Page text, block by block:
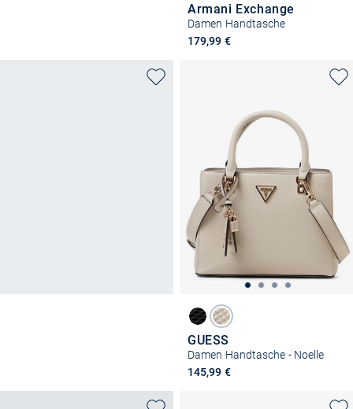
Armani Exchange
Damen Handtasche
179,99 €
GUESS
Damen Handtasche - Noelle
145,99 €